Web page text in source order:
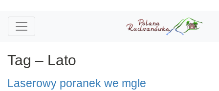
Tag – Lato
Laserowy poranek we mgle